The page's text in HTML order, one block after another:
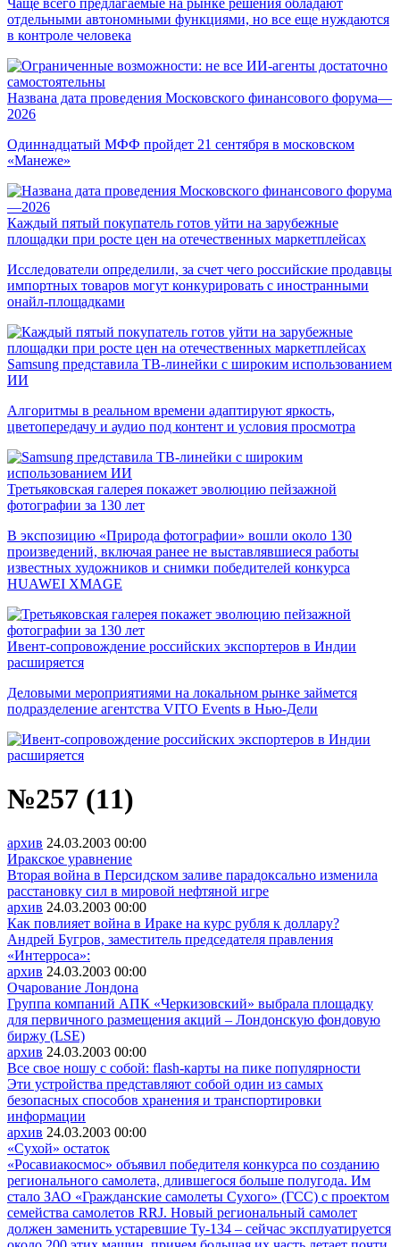
Чаще всего предлагаемые на рынке решения обладают
отдельными автономными функциями, но все еще нуждаются
в контроле человека
Названа дата проведения Московского финансового форума—
2026
Одиннадцатый МФФ пройдет 21 сентября в московском
«Манеже»
Каждый пятый покупатель готов уйти на зарубежные
площадки при росте цен на отечественных маркетплейсах
Исследователи определили, за счет чего российские продавцы
импортных товаров могут конкурировать с иностранными
онайл-площадками
Samsung представила ТВ-линейки с широким использованием
ИИ
Алгоритмы в реальном времени адаптируют яркость,
цветопередачу и аудио под контент и условия просмотра
Третьяковская галерея покажет эволюцию пейзажной
фотографии за 130 лет
В экспозицию «Природа фотографии» вошли около 130
произведений, включая ранее не выставлявшиеся работы
известных художников и снимки победителей конкурса
HUAWEI XMAGE
Ивент-сопровождение российских экспортеров в Индии
расширяется
Деловыми мероприятиями на локальном рынке займется
подразделение агентства VITO Events в Нью-Дели
№257 (11)
архив 24.03.2003 00:00
Иракское уравнение
Вторая война в Персидском заливе парадоксально изменила
расстановку сил в мировой нефтяной игре
архив 24.03.2003 00:00
Как повлияет война в Ираке на курс рубля к доллару?
Андрей Бугров, заместитель председателя правления
«Интерроса»:
архив 24.03.2003 00:00
Очарование Лондона
Группа компаний АПК «Черкизовский» выбрала площадку
для первичного размещения акций – Лондонскую фондовую
биржу (LSE)
архив 24.03.2003 00:00
Все свое ношу с собой: flash-карты на пике популярности
Эти устройства представляют собой один из самых
безопасных способов хранения и транспортировки
информации
архив 24.03.2003 00:00
«Сухой» остаток
«Росавиакосмос» объявил победителя конкурса по созданию
регионального самолета, длившегося больше полугода. Им
стало ЗАО «Гражданские самолеты Сухого» (ГСС) с проектом
семейства самолетов RRJ. Новый региональный самолет
должен заменить устаревшие Ту-134 – сейчас эксплуатируется